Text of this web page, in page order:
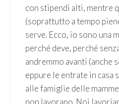
con stipendi alti, mentre
(soprattutto a tempo
serve. Ecco, io sono una
perché deve, perché
andremmo avanti (anche
eppure le entrate in
alle famiglie delle
non lavorano. Noi